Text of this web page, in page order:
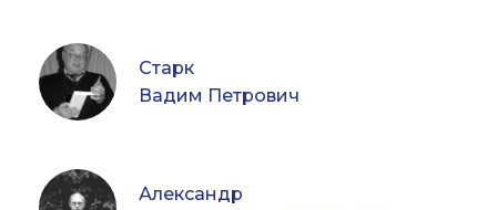
Старк
Вадим Петрович
Александр